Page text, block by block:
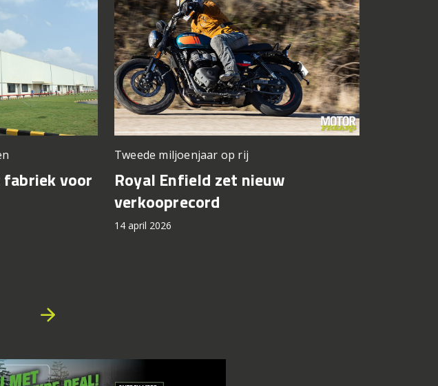
voor
Tweede miljoenjaar op rij
Royal Enfield zet nieuw
verkooprecord
14 april 2026
arrow_forward